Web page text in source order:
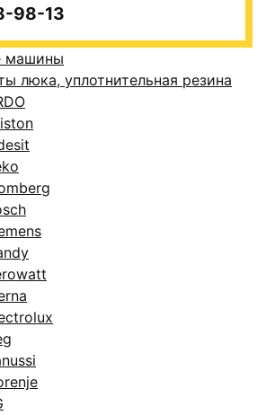
98-13
машины
люка, уплотнительная резина